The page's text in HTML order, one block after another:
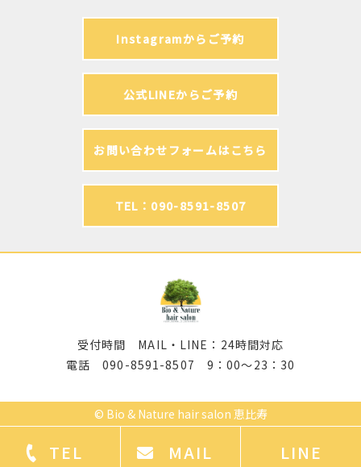
Instagramからご予約
公式LINEからご予約
お問い合わせフォームはこちら
TEL：090-8591-8507
TEL MAIL LINE
受付時間 MAIL・LINE：24時間対応
電話 090-8591-8507 9：00～23：30
© Bio & Nature hair salon 恵比寿